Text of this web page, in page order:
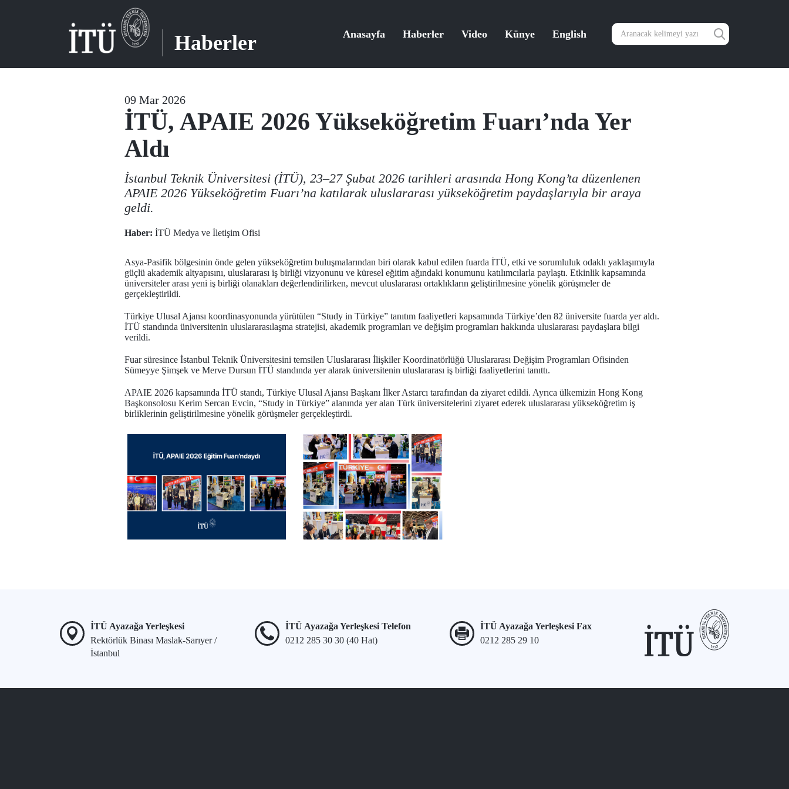
Haberler Anasayfa Haberler Video Künye English
09 Mar 2026
İTÜ, APAIE 2026 Yükseköğretim Fuarı’nda Yer
Aldı
İstanbul Teknik Üniversitesi (İTÜ), 23–27 Şubat 2026 tarihleri arasında Hong Kong’ta düzenlenen
APAIE 2026 Yükseköğretim Fuarı’na katılarak uluslararası yükseköğretim paydaşlarıyla bir araya
geldi.
Haber: İTÜ Medya ve İletişim Ofisi
Asya-Pasifik bölgesinin önde gelen yükseköğretim buluşmalarından biri olarak kabul edilen fuarda İTÜ, etki ve sorumluluk odaklı yaklaşımıyla
güçlü akademik altyapısını, uluslararası iş birliği vizyonunu ve küresel eğitim ağındaki konumunu katılımcılarla paylaştı. Etkinlik kapsamında
üniversiteler arası yeni iş birliği olanakları değerlendirilirken, mevcut uluslararası ortaklıkların geliştirilmesine yönelik görüşmeler de
gerçekleştirildi.
Türkiye Ulusal Ajansı koordinasyonunda yürütülen “Study in Türkiye” tanıtım faaliyetleri kapsamında Türkiye’den 82 üniversite fuarda yer aldı.
İTÜ standında üniversitenin uluslararasılaşma stratejisi, akademik programları ve değişim programları hakkında uluslararası paydaşlara bilgi
verildi.
Fuar süresince İstanbul Teknik Üniversitesini temsilen Uluslararası İlişkiler Koordinatörlüğü Uluslararası Değişim Programları Ofisinden
Sümeyye Şimşek ve Merve Dursun İTÜ standında yer alarak üniversitenin uluslararası iş birliği faaliyetlerini tanıttı.
APAIE 2026 kapsamında İTÜ standı, Türkiye Ulusal Ajansı Başkanı İlker Astarcı tarafından da ziyaret edildi. Ayrıca ülkemizin Hong Kong
Başkonsolosu Kerim Sercan Evcin, “Study in Türkiye” alanında yer alan Türk üniversitelerini ziyaret ederek uluslararası yükseköğretim iş
birliklerinin geliştirilmesine yönelik görüşmeler gerçekleştirdi.
İTÜ Ayazağa Yerleşkesi
Rektörlük Binası Maslak-Sarıyer /
İstanbul
İTÜ Ayazağa Yerleşkesi Telefon
0212 285 30 30 (40 Hat)
İTÜ Ayazağa Yerleşkesi Fax
0212 285 29 10